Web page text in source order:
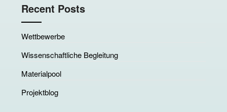
Recent Posts
Wettbewerbe
Wissenschaftliche Begleitung
Materialpool
Projektblog